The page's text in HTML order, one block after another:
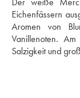
Eichenfässern
Aromen von
Vanillenoten.
Salzigkeit und